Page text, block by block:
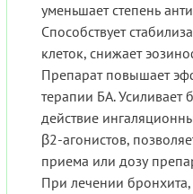
уменьшает степень
Способствует
клеток, снижает
Препарат повышает
терапии БА. Усиливает
действие
β2-агонистов,
приема или дозу
При лечении бронхита,